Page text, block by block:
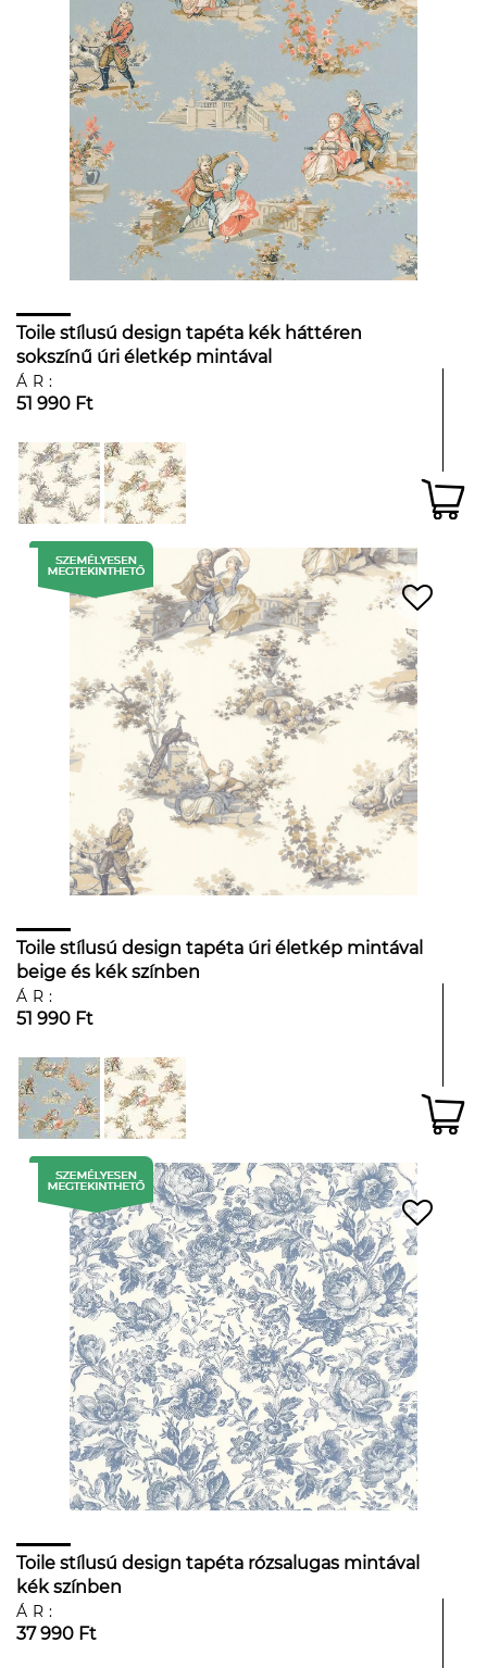
Toile stílusú design tapéta kék háttéren
sokszínű úri életkép mintával
ÁR:
51 990 Ft
Toile stílusú design tapéta úri életkép mintával
beige és kék színben
ÁR:
51 990 Ft
Toile stílusú design tapéta rózsalugas mintával
kék színben
ÁR:
37 990 Ft